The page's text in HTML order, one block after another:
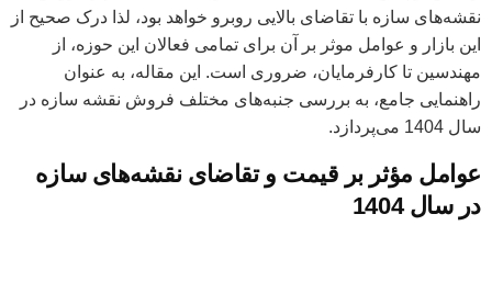
نقشه‌های سازه با تقاضای بالایی روبرو خواهد بود، لذا درک صحیح از
این بازار و عوامل موثر بر آن برای تمامی فعالان این حوزه، از
مهندسین تا کارفرمایان، ضروری است. این مقاله، به عنوان
راهنمایی جامع، به بررسی جنبه‌های مختلف فروش نقشه سازه در
سال 1404 می‌پردازد.
عوامل مؤثر بر قیمت و تقاضای نقشه‌های سازه
در سال 1404